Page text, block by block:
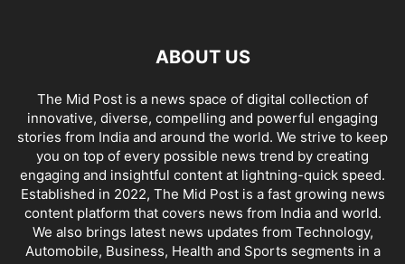
ABOUT US
The Mid Post is a news space of digital collection of
innovative, diverse, compelling and powerful engaging
stories from India and around the world. We strive to keep
you on top of every possible news trend by creating
engaging and insightful content at lightning-quick speed.
Established in 2022, The Mid Post is a fast growing news
content platform that covers news from India and world.
We also brings latest news updates from Technology,
Automobile, Business, Health and Sports segments in a